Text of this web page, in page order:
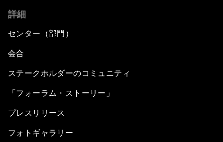
詳細
センター（部門）
会合
ステークホルダーのコミュニティ
「フォーラム・ストーリー」
プレスリリース
フォトギャラリー